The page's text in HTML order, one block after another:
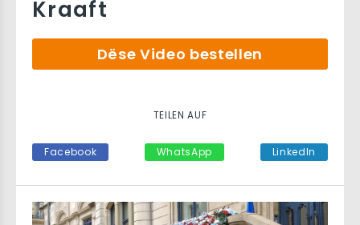
Kraaft
Dëse Video bestellen
TEILEN AUF
Facebook WhatsApp LinkedIn